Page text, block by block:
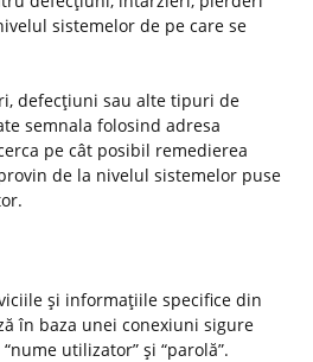
sistemelor de pe care se
defecţiuni sau alte tipuri de
semnala folosind adresa
pe cât posibil remedierea
de la nivelul sistemelor puse
şi informaţiile specifice din
în baza unei conexiuni sigure
utilizator” şi “parolă”.